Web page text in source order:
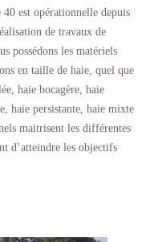
est opérationnelle depuis
de travaux de
possédons les matériels
en taille de haie, quel que
haie bocagère, haie
haie persistante, haie mixte
maitrisent les différentes
d’atteindre les objectifs